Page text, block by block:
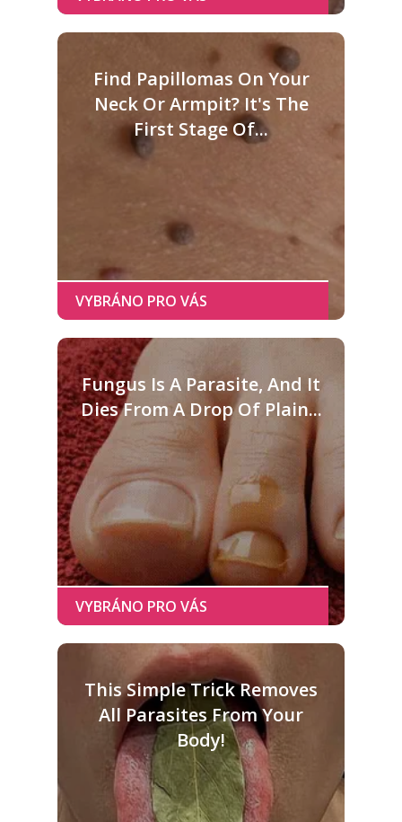
Find Papillomas On Your
Neck Or Armpit? It's The
First Stage Of...
Fungus Is A Parasite, And It
Dies From A Drop Of Plain...
This Simple Trick Removes
All Parasites From Your
Body!